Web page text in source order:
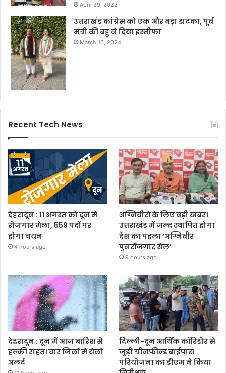
April 29, 2022
उत्तराखंड कांग्रेस को एक और बड़ा झटका, पूर्व
मंत्री की बहु ने दिया इस्तीफा
March 16, 2024
Recent Tech News
देहरादून : 11 अगस्त को दून में
रोजगार मेला, 559 पदों पर
होगा चयन
4 hours ago
अग्निवीरों के लिए बड़ी खबर।
उत्तराखंड में जल्द स्थापित होगा
देश का पहला ‘अग्निवीर
पुनर्रोजगार सेल’
9 hours ago
देहरादून : दून में आज बारिश से
हल्की राहत। चार जिलों में येलो
अलर्ट
दिल्ली-दून आर्थिक कॉरिडोर से
जुड़ी ग्रीनफील्ड बाईपास
परियोजना का डीएम ने किया